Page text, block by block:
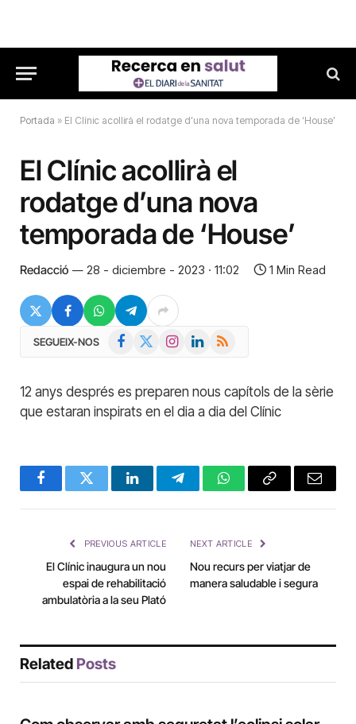
Portada » El Clínic acollirà el rodatge d’una nova temporada de ‘House’
El Clínic acollirà el
rodatge d’una nova
temporada de ‘House’
Redacció 28 - diciembre - 2023 · 11:02 1 Min Read
SEGUEIX-NOS Facebook InstagramLinkedIn
RSS
12 anys després es preparen nous capítols de la sèrie
que estaran inspirats en el dia a dia del Clínic
FacebookTwitter LinkedInTelegramWhatsAppCopy
Email
PREVIOUS ARTICLE
El Clínic inaugura un nou
espai de rehabilitació
ambulatòria a la seu Plató
NEXT ARTICLE
Nou recurs per viatjar de
manera saludable i segura
Related Posts